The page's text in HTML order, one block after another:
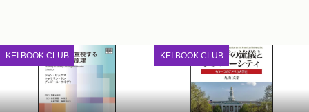
KEI BOOK CLUB KEI BOOK CLUB